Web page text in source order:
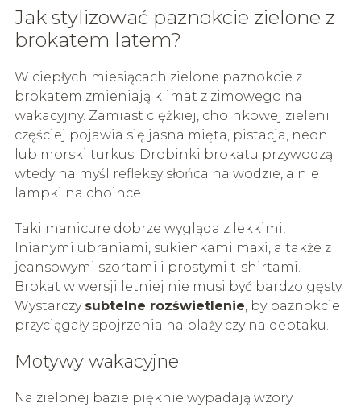
Jak stylizować paznokcie zielone z
brokatem latem?
W ciepłych miesiącach zielone paznokcie z
brokatem zmieniają klimat z zimowego na
wakacyjny. Zamiast ciężkiej, choinkowej zieleni
częściej pojawia się jasna mięta, pistacja, neon
lub morski turkus. Drobinki brokatu przywodzą
wtedy na myśl refleksy słońca na wodzie, a nie
lampki na choince.
Taki manicure dobrze wygląda z lekkimi,
lnianymi ubraniami, sukienkami maxi, a także z
jeansowymi szortami i prostymi t-shirtami.
Brokat w wersji letniej nie musi być bardzo gęsty.
Wystarczy subtelne rozświetlenie, by paznokcie
przyciągały spojrzenia na plaży czy na deptaku.
Motywy wakacyjne
Na zielonej bazie pięknie wypadają wzory